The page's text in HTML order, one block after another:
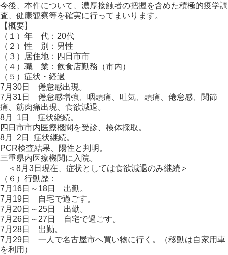
今後、本件について、濃厚接触者の把握を含めた積極的疫学調
査、健康観察等を確実に行ってまいります。
【概要】
（１）年 代：20代
（２）性 別：男性
（３）居住地：四日市市
（４）職 業：飲食店勤務（市内）
（５）症状・経過
7月30日 倦怠感出現。
7月31日 倦怠感増強、咽頭痛、吐気、頭痛、倦怠感、関節
痛、筋肉痛出現、食欲減退。
8月 1日 症状継続。
四日市市内医療機関を受診、検体採取。
8月 2日 症状継続。
PCR検査結果、陽性と判明。
三重県内医療機関に入院。
＜8月3日現在、症状としては食欲減退のみ継続＞
（６）行動歴：
7月16日～18日 出勤。
7月19日 自宅で過ごす。
7月20日～25日 出勤。
7月26日～27日 自宅で過ごす。
7月28日 出勤。
7月29日 一人で名古屋市へ買い物に行く。（移動は自家用車
を利用）